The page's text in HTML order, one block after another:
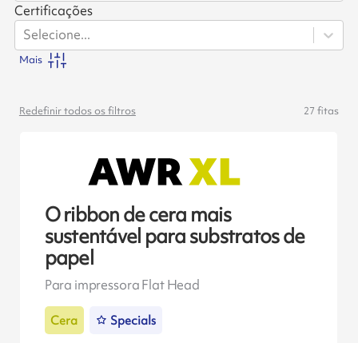
Certificações
Selecione...
Mais
Redefinir todos os filtros 27 fitas
O ribbon de cera mais
sustentável para substratos de
papel
Para impressora Flat Head
Cera Specials